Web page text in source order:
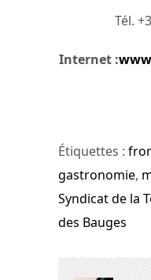
Tél.
Internet :
Étiquettes :
gastronomie,
Syndicat de la
des Bauges